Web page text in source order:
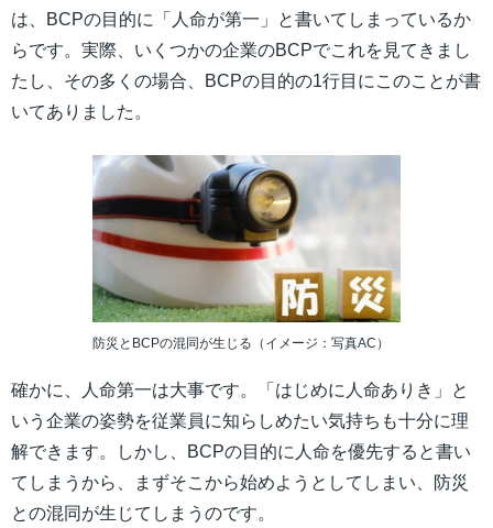
は、BCPの目的に「人命が第一」と書いてしまっているか
らです。実際、いくつかの企業のBCPでこれを見てきまし
たし、その多くの場合、BCPの目的の1行目にこのことが書
いてありました。
防災とBCPの混同が生じる（イメージ：写真AC）
確かに、人命第一は大事です。「はじめに人命ありき」と
いう企業の姿勢を従業員に知らしめたい気持ちも十分に理
解できます。しかし、BCPの目的に人命を優先すると書い
てしまうから、まずそこから始めようとしてしまい、防災
との混同が生じてしまうのです。